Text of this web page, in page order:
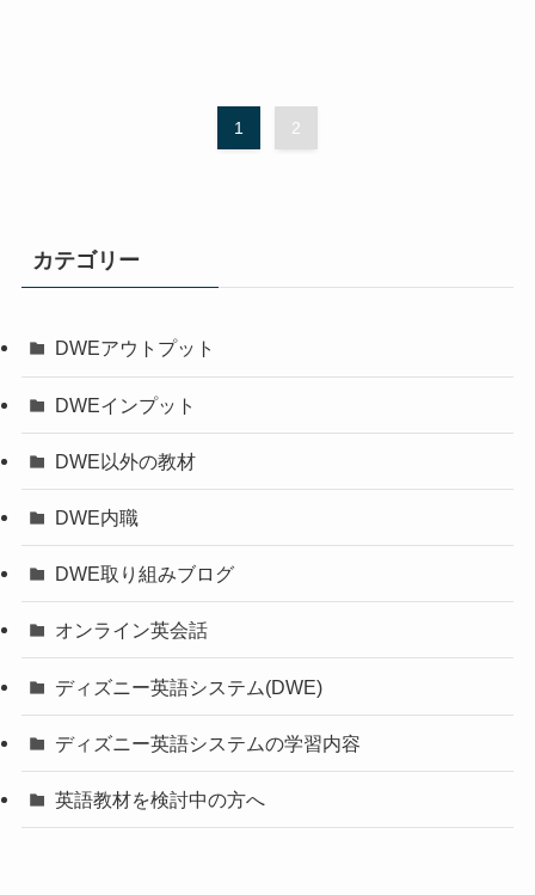
1 2
カテゴリー
DWEアウトプット
DWEインプット
DWE以外の教材
DWE内職
DWE取り組みブログ
オンライン英会話
ディズニー英語システム(DWE)
ディズニー英語システムの学習内容
英語教材を検討中の方へ